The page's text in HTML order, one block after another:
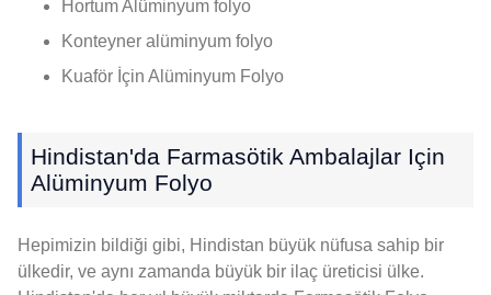
Hortum Alüminyum folyo
Konteyner alüminyum folyo
Kuaför İçin Alüminyum Folyo
Hindistan'da Farmasötik Ambalajlar Için
Alüminyum Folyo
Hepimizin bildiği gibi, Hindistan büyük nüfusa sahip bir
ülkedir, ve aynı zamanda büyük bir ilaç üreticisi ülke.